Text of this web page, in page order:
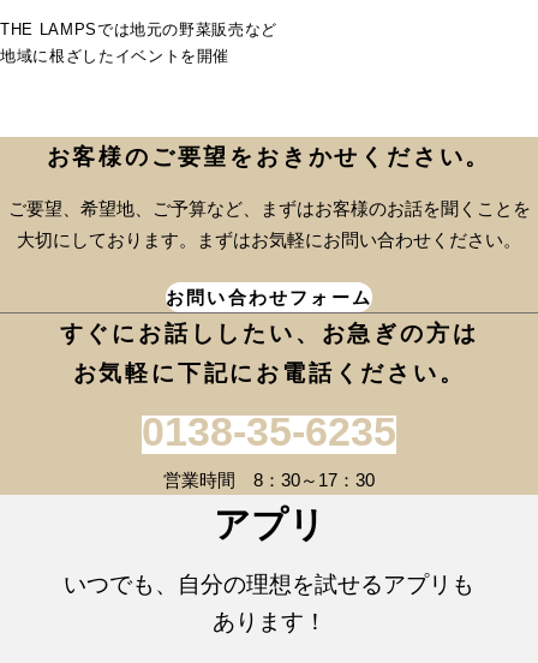
THE LAMPSでは地元の野菜販売など
地域に根ざしたイベントを開催
お客様のご要望をおきかせください。
ご要望、希望地、ご予算など、まずはお客様のお話を聞くことを
大切にしております。まずはお気軽にお問い合わせください。
お問い合わせフォーム
すぐにお話ししたい、お急ぎの方は
お気軽に下記にお電話ください。
0138-35-6235
営業時間 8：30～17：30
アプリ
いつでも、自分の理想を試せるアプリも
あります！